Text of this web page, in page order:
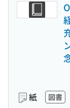
紙 図書